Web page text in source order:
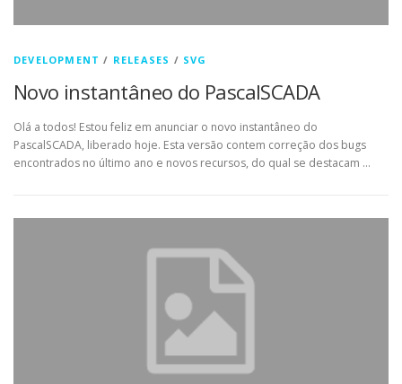
DEVELOPMENT / RELEASES / SVG
Novo instantâneo do PascalSCADA
Olá a todos! Estou feliz em anunciar o novo instantâneo do
PascalSCADA, liberado hoje. Esta versão contem correção dos bugs
encontrados no último ano e novos recursos, do qual se destacam …